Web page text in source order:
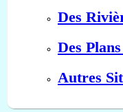
Des
Des
Autres